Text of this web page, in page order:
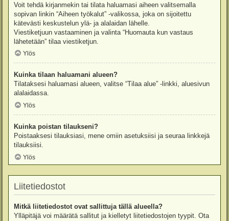
Voit tehdä kirjanmekin tai tilata haluamasi aiheen valitsemalla
sopivan linkin “Aiheen työkalut” -valikossa, joka on sijoitettu
kätevästi keskustelun ylä- ja alalaidan lähelle.
Viestiketjuun vastaaminen ja valinta “Huomauta kun vastaus
lähetetään” tilaa viestiketjun.
Ylös
Kuinka tilaan haluamani alueen?
Tilataksesi haluamasi alueen, valitse “Tilaa alue” -linkki, aluesivun
alalaidassa.
Ylös
Kuinka poistan tilaukseni?
Poistaaksesi tilauksiasi, mene omiin asetuksiisi ja seuraa linkkejä
tilauksiisi.
Ylös
Liitetiedostot
Mitkä liitetiedostot ovat sallittuja tällä alueella?
Ylläpitäjä voi määrätä sallitut ja kielletyt liitetiedostojen tyypit. Ota